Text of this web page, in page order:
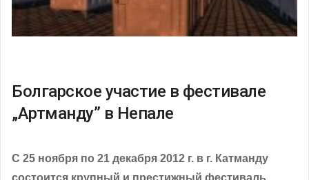
Болгарское участие в фестивале
„Артманду” в Непале
С 25 ноября по 21 декабря 2012 г. в г. Катманду
состоится крупный и престижный фестиваль